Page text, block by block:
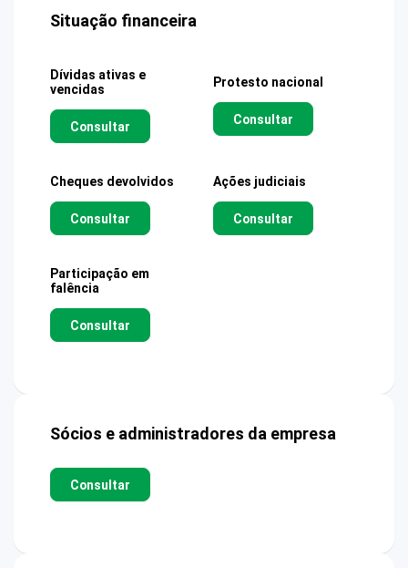
Situação financeira
Dívidas ativas e
vencidas
Consultar
Protesto nacional
Consultar
Cheques devolvidos
Consultar
Ações judiciais
Consultar
Participação em
falência
Consultar
Sócios e administradores da empresa
Consultar